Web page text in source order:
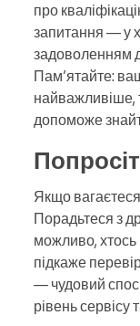
про
запитання — у
задоволенням
Пам’ятайте:
найважливіше,
допоможе
Якщо
Порадьтеся з
можливо, хтось
підкаже
— чудовий
рівень сервісу